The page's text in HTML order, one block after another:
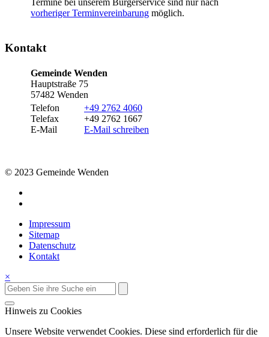
Termine bei unserem Bürgerservice sind nur nach
vorheriger Terminvereinbarung möglich.
Kontakt
Gemeinde Wenden
Hauptstraße 75
57482 Wenden
Telefon
Telefax
E-Mail
+49 2762 4060
+49 2762 1667
E-Mail schreiben
© 2023 Gemeinde Wenden
Impressum
Sitemap
Datenschutz
Kontakt
×
Hinweis zu Cookies
Unsere Website verwendet Cookies. Diese sind erforderlich für die